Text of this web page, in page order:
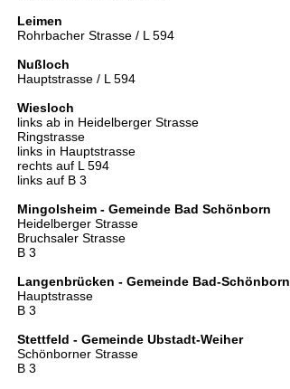
Leimen
Rohrbacher Strasse / L 594
Nußloch
Hauptstrasse / L 594
Wiesloch
links ab in Heidelberger Strasse
Ringstrasse
links in Hauptstrasse
rechts auf L 594
links auf B 3
Mingolsheim - Gemeinde Bad Schönborn
Heidelberger Strasse
Bruchsaler Strasse
B 3
Langenbrücken - Gemeinde Bad-Schönborn
Hauptstrasse
B 3
Stettfeld - Gemeinde Ubstadt-Weiher
Schönborner Strasse
B 3